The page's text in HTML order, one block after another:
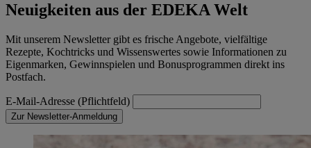
Neuigkeiten aus der EDEKA Welt
Mit unserem Newsletter gibt es frische Angebote, vielfältige
Rezepte, Kochtricks und Wissenswertes sowie Informationen zu
Eigenmarken, Gewinnspielen und Bonusprogrammen direkt ins
Postfach.
E-Mail-Adresse (Pflichtfeld)
Zur Newsletter-Anmeldung